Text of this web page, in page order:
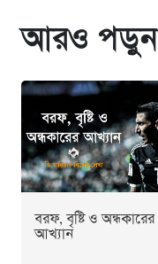
আরও পড়ুন
বরফ, বৃষ্টি ও অন্ধকারের
আখ্যান